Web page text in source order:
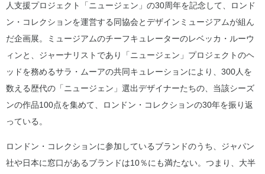
人支援プロジェクト「ニュージェン」の30周年を記念して、ロンド
ン・コレクションを運営する同協会とデザインミュージアムが組ん
だ企画展。ミュージアムのチーフキュレーターのレベッカ・ルーウ
ィンと、ジャーナリストであり「ニュージェン」プロジェクトのヘ
ッドを務めるサラ・ムーアの共同キュレーションにより、300人を
数える歴代の「ニュージェン」選出デザイナーたちの、当該シーズ
ンの作品100点を集めて、ロンドン・コレクションの30年を振り返
っている。
ロンドン・コレクションに参加しているブランドのうち、ジャパン
社や日本に窓口があるブランドは10％にも満たない。つまり、大半